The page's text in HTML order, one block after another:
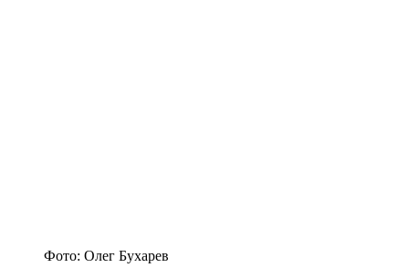
Фото: Олег Бухарев